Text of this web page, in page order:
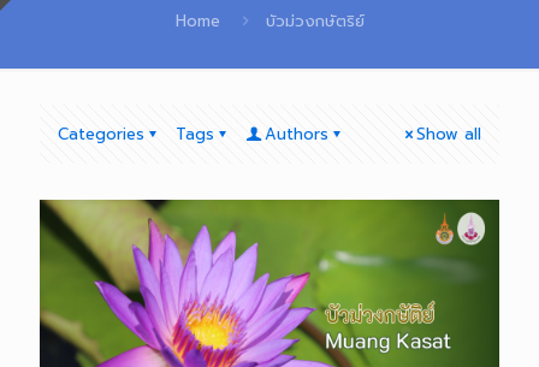
Home บัวม่วงกษัตริย์
Categories Tags Authors Show all